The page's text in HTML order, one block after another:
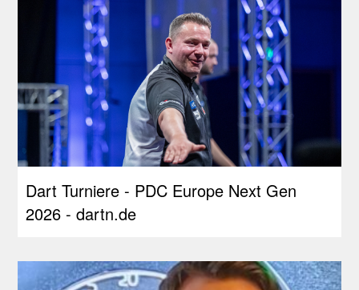
Dart Turniere - PDC Europe Next Gen
2026 - dartn.de